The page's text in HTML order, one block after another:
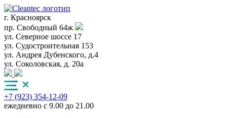
г. Красноярск
пр. Свободный 64ж
ул. Северное шоссе 17
ул. Судостроительная 153
ул. Андрея Дубенского, д.4
ул. Соколовская, д. 20а
+7 (923) 354-12-09
ежедневно с 9.00 до 21.00